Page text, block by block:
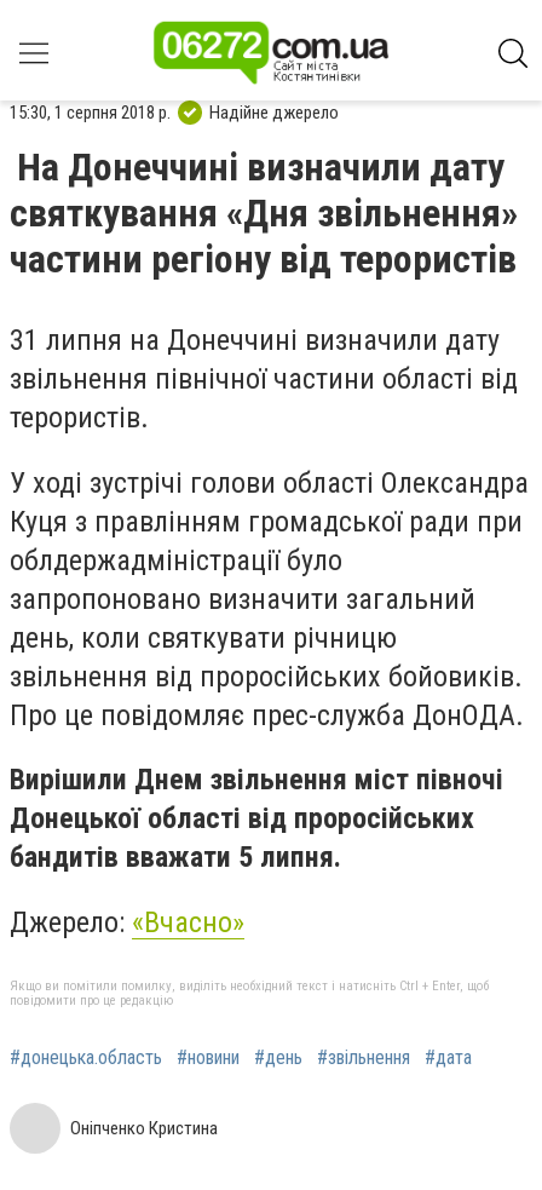
15:30, 1 серпня 2018 р. Надійне джерело
На Донеччині визначили дату
святкування «Дня звільнення»
частини регіону від терористів
31 липня на Донеччині визначили дату
звільнення північної частини області від
терористів.
У ході зустрічі голови області Олександра
Куця з правлінням громадської ради при
облдержадміністрації було
запропоновано визначити загальний
день, коли святкувати річницю
звільнення від проросійських бойовиків.
Про це повідомляє прес-служба ДонОДА.
Вирішили Днем звільнення міст півночі
Донецької області від проросійських
бандитів вважати 5 липня.
Джерело: «Вчасно»
Якщо ви помітили помилку, виділіть необхідний текст і натисніть Ctrl + Enter, щоб
повідомити про це редакцію
#донецька.область #новини #день #звільнення #дата
Оніпченко Кристина